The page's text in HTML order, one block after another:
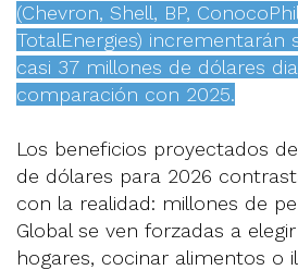
(Chevron, Shell, BP,
TotalEnergies) incrementarán
casi 37 millones de dólares
comparación con 2025.
Los beneficios proyectados
de dólares para 2026
con la realidad: millones de
Global se ven forzadas a
hogares, cocinar alimentos o